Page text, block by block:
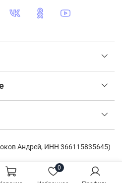
Андрей, ИНН 366115835645)
0